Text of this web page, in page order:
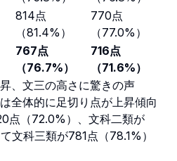
814点
（81.4%）
770点
（77.0%）
767点
（76.7%）
716点
（71.6%）
、文三の高さに驚きの声
全体的に足切り点が上昇傾向
点（72.0%）、文科二類が
文科三類が781点（78.1%）